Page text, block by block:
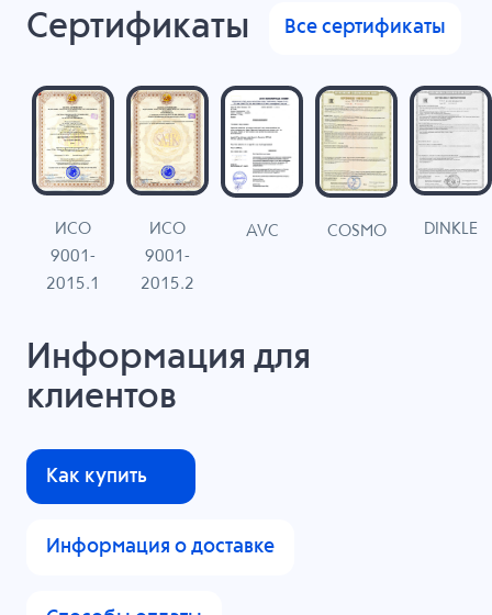
Сертификаты Все сертификаты
ИСО
9001-
2015.1
ИСО
9001-
2015.2
AVC COSMO DINKLE
Информация для
клиентов
Как купить
Информация о доставке